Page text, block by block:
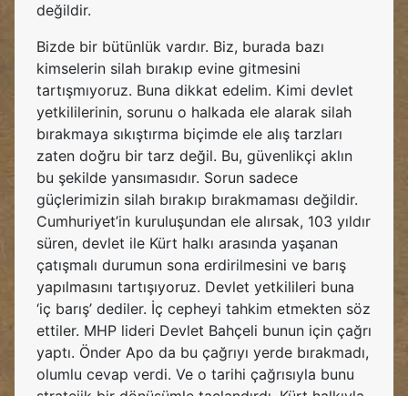
değildir.
Bizde bir bütünlük vardır. Biz, burada bazı
kimselerin silah bırakıp evine gitmesini
tartışmıyoruz. Buna dikkat edelim. Kimi devlet
yetkililerinin, sorunu o halkada ele alarak silah
bırakmaya sıkıştırma biçimde ele alış tarzları
zaten doğru bir tarz değil. Bu, güvenlikçi aklın
bu şekilde yansımasıdır. Sorun sadece
güçlerimizin silah bırakıp bırakmaması değildir.
Cumhuriyet’in kuruluşundan ele alırsak, 103 yıldır
süren, devlet ile Kürt halkı arasında yaşanan
çatışmalı durumun sona erdirilmesini ve barış
yapılmasını tartışıyoruz. Devlet yetkilileri buna
‘iç barış’ dediler. İç cepheyi tahkim etmekten söz
ettiler. MHP lideri Devlet Bahçeli bunun için çağrı
yaptı. Önder Apo da bu çağrıyı yerde bırakmadı,
olumlu cevap verdi. Ve o tarihi çağrısıyla bunu